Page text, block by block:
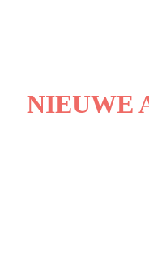
NIEUWE